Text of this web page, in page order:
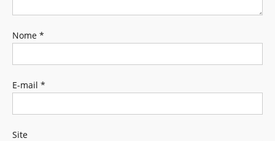
Nome *
E-mail *
Site